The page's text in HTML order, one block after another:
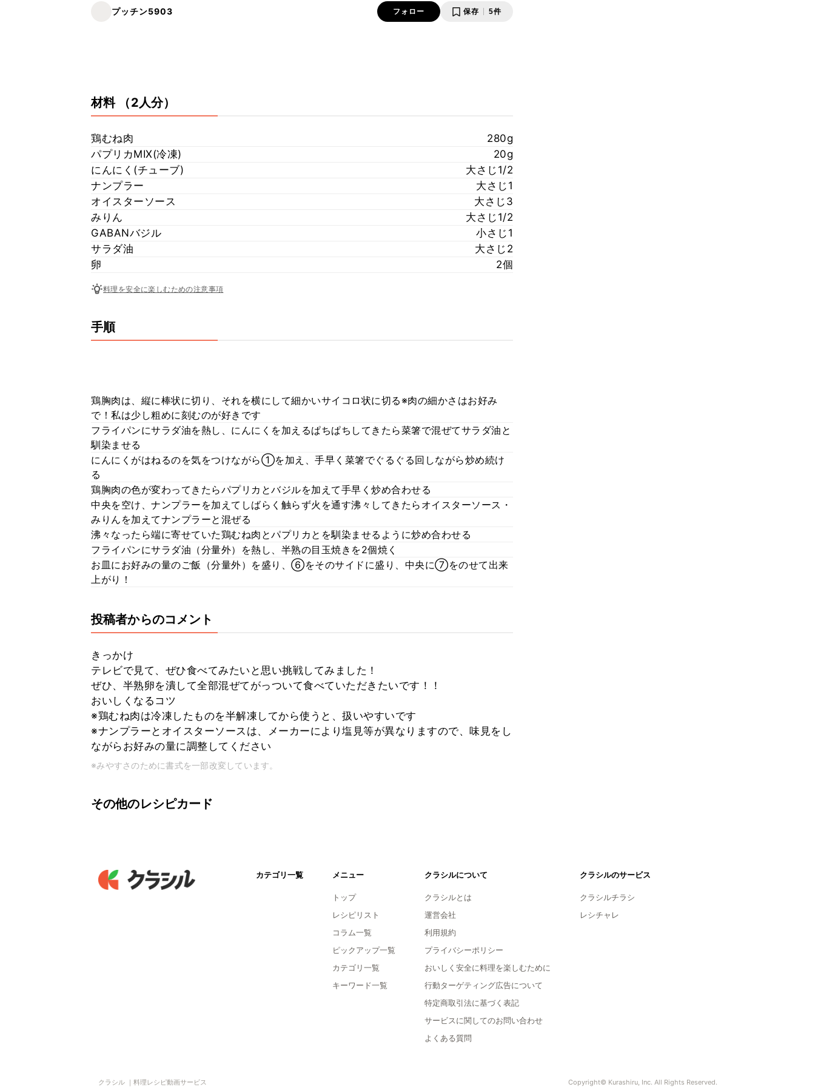
プッチン5903 フォロー 保存 5件
材料 （2人分）
鶏むね肉
280g
パプリカMIX(冷凍)
20g
にんにく(チューブ)
大さじ1/2
ナンプラー
大さじ1
オイスターソース
大さじ3
みりん
大さじ1/2
GABANバジル
小さじ1
サラダ油
大さじ2
卵
2個
料理を安全に楽しむための注意事項
手順
鶏胸肉は、縦に棒状に切り、それを横にして細かいサイコロ状に切る※肉の細かさはお好み
で！私は少し粗めに刻むのが好きです
フライパンにサラダ油を熱し、にんにくを加えるぱちぱちしてきたら菜箸で混ぜてサラダ油と
馴染ませる
にんにくがはねるのを気をつけながら①を加え、手早く菜箸でぐるぐる回しながら炒め続け
る
鶏胸肉の色が変わってきたらパプリカとバジルを加えて手早く炒め合わせる
中央を空け、ナンプラーを加えてしばらく触らず火を通す沸々してきたらオイスターソース・
みりんを加えてナンプラーと混ぜる
沸々なったら端に寄せていた鶏むね肉とパプリカとを馴染ませるように炒め合わせる
フライパンにサラダ油（分量外）を熱し、半熟の目玉焼きを2個焼く
お皿にお好みの量のご飯（分量外）を盛り、⑥をそのサイドに盛り、中央に⑦をのせて出来
上がり！
投稿者からのコメント
きっかけ
テレビで見て、ぜひ食べてみたいと思い挑戦してみました！
ぜひ、半熟卵を潰して全部混ぜてがっついて食べていただきたいです！！
おいしくなるコツ
※鶏むね肉は冷凍したものを半解凍してから使うと、扱いやすいです
※ナンプラーとオイスターソースは、メーカーにより塩見等が異なりますので、味見をし
ながらお好みの量に調整してください
※みやすさのために書式を一部改変しています。
その他のレシピカード
カテゴリ一覧 メニュー
トップ
レシピリスト
コラム一覧
ピックアップ一覧
カテゴリ一覧
キーワード一覧
クラシルについて
クラシルとは
運営会社
利用規約
プライバシーポリシー
おいしく安全に料理を楽しむために
行動ターゲティング広告について
特定商取引法に基づく表記
サービスに関してのお問い合わせ
よくある質問
クラシルのサービス
クラシルチラシ
レシチャレ
クラシル ｜料理レシピ動画サービス Copyright© Kurashiru, Inc. All Rights Reserved.